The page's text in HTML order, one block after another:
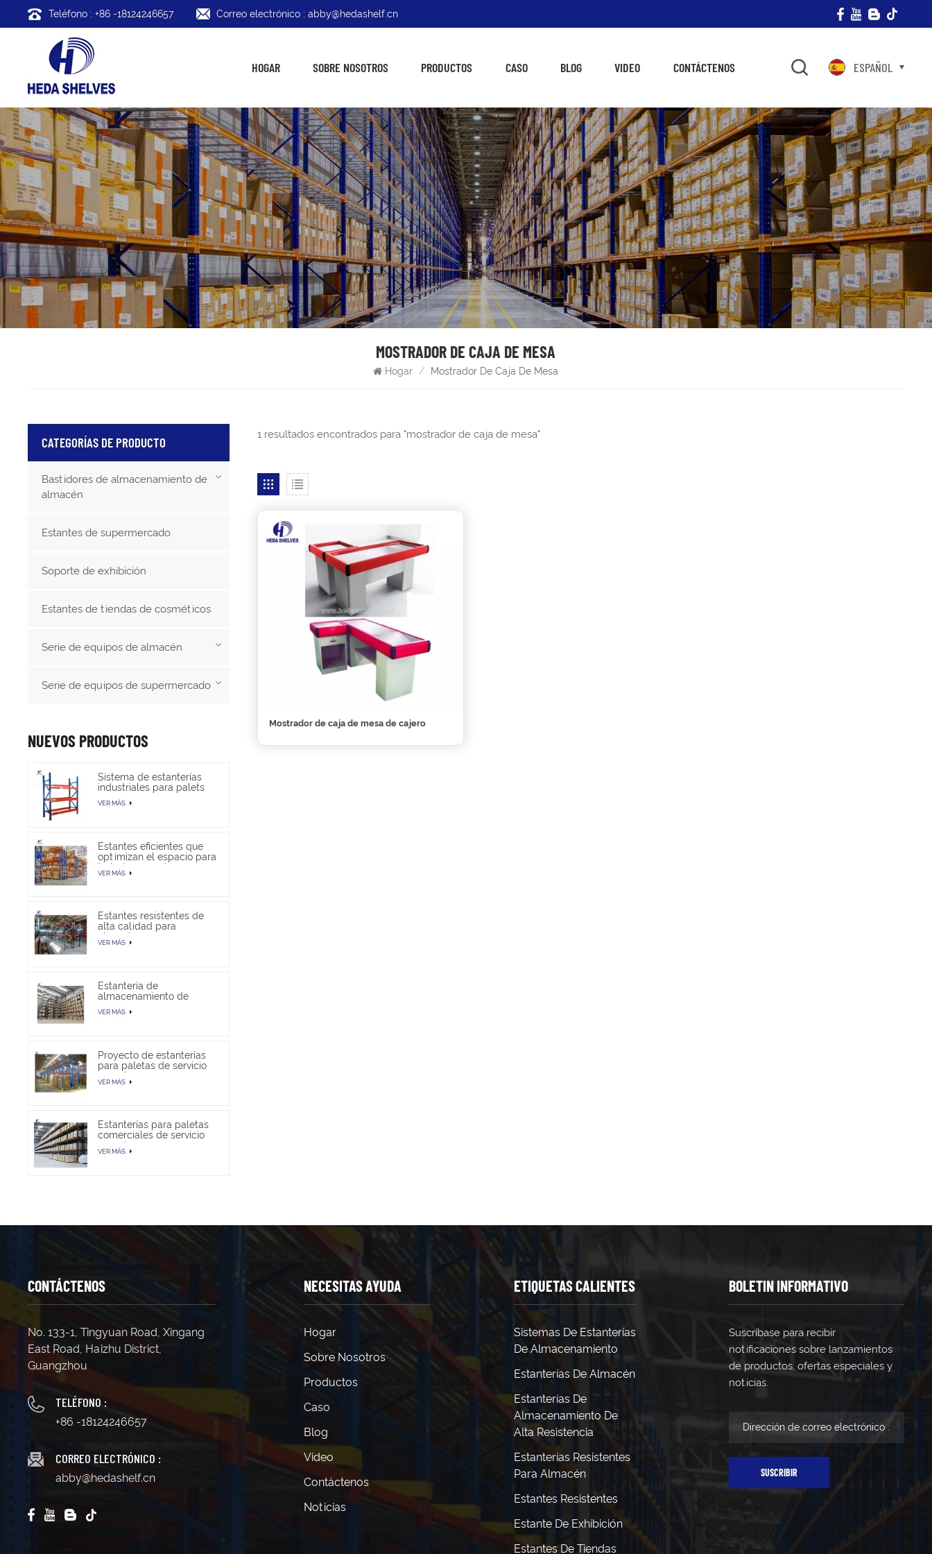
Teléfono : +86 -18124246657 Correo electrónico : abby@hedashelf.cn
HOGAR SOBRE NOSOTROS PRODUCTOS CASO BLOG VIDEO CONTÁCTENOS ESPAÑOL
MOSTRADOR DE CAJA DE MESA
Hogar / Mostrador De Caja De Mesa
1 resultados encontrados para "mostrador de caja de mesa"
Mostrador de caja de mesa de cajero
CATEGORÍAS DE PRODUCTO
Bastidores de almacenamiento de
almacén
Estantes de supermercado
Soporte de exhibición
Estantes de tiendas de cosméticos
Serie de equipos de almacén
Serie de equipos de supermercado
NUEVOS PRODUCTOS
Sistema de estanterías
industriales para palets
de alta resistencia para
almacenamiento en
VER MÁS
Estantes eficientes que
optimizan el espacio para
trabajos pesados en
almacenes
VER MÁS
Estantes resistentes de
alta calidad para
almacén
VER MÁS
Estantería de
almacenamiento de
paletas selectivas en
venta
VER MÁS
Proyecto de estanterías
para paletas de servicio
pesado
VER MÁS
Estanterías para paletas
comerciales de servicio
pesado
VER MÁS
CONTÁCTENOS
No. 133-1, Tingyuan Road, Xingang
East Road, Haizhu District,
Guangzhou
TELÉFONO :
+86 -18124246657
CORREO ELECTRÓNICO :
abby@hedashelf.cn
NECESITAS AYUDA
Hogar
Sobre Nosotros
Productos
Caso
Blog
Video
Contáctenos
Noticias
ETIQUETAS CALIENTES
Sistemas De Estanterías
De Almacenamiento
Estanterías De Almacén
Estanterías De
Almacenamiento De
Alta Resistencia
Estanterías Resistentes
Para Almacén
Estantes Resistentes
Estante De Exhibición
Estantes De Tiendas
BOLETIN INFORMATIVO
Suscríbase para recibir
notificaciones sobre lanzamientos
de productos, ofertas especiales y
noticias.
SUSCRIBIR